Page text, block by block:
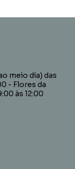
meio dia) das
- Flores da
às 12:00